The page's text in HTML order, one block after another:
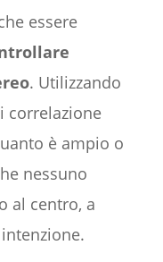
essere
. Utilizzando
correlazione
è ampio o
nessuno
al centro, a